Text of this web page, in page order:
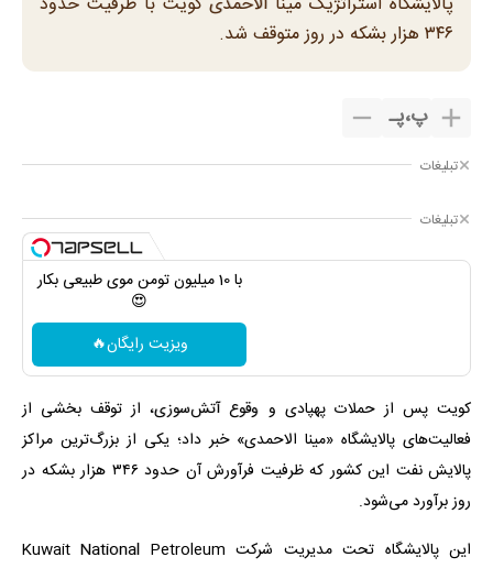
۳۴۶ هزار بشکه در روز متوقف شد.
پ،پـ
تبلیغات
تبلیغات
با 10 میلیون تومن موی طبیعی بکار
😍
ویزیت رایگان🔥
کویت پس از حملات پهپادی و وقوع آتش‌سوزی، از توقف بخشی از
فعالیت‌های پالایشگاه «مینا الاحمدی» خبر داد؛ یکی از بزرگ‌ترین مراکز
پالایش نفت این کشور که ظرفیت فرآورش آن حدود ۳۴۶ هزار بشکه در
روز برآورد می‌شود.
این پالایشگاه تحت مدیریت شرکت Kuwait National Petroleum